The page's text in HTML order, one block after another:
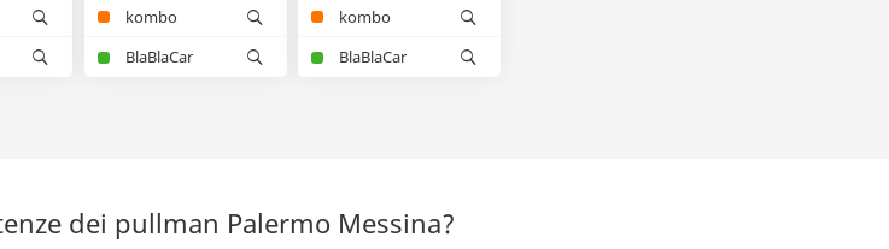
kombo
BlaBlaCar
kombo
BlaBlaCar
dei pullman Palermo Messina?